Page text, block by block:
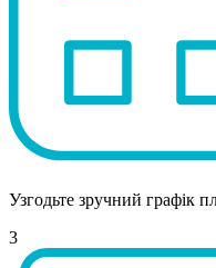
Узгодьте зручний графік
3